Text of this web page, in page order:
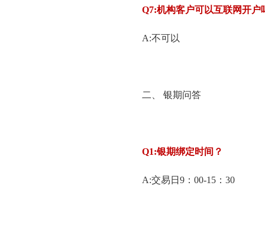
Q7:机构客户可以互联网开户
A:不可以
二、 银期问答
Q1:银期绑定时间？
A:交易日9：00-15：30